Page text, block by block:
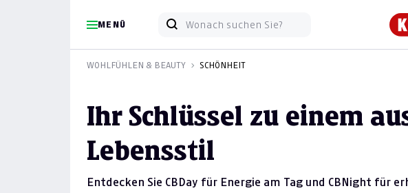
MENÜ
WOHLFÜHLEN & BEAUTY
SCHÖNHEIT
Ihr Schlüssel zu einem
Lebensstil
Entdecken Sie CBDay für Energie am Tag und CBNight für